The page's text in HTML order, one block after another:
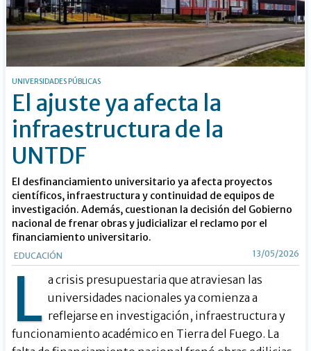
UNIVERSIDADES PÚBLICAS
El ajuste ya afecta la
infraestructura de la
UNTDF
El desfinanciamiento universitario ya afecta proyectos
científicos, infraestructura y continuidad de equipos de
investigación. Además, cuestionan la decisión del Gobierno
nacional de frenar obras y judicializar el reclamo por el
financiamiento universitario.
EDUCACIÓN 13/05/2026
L a crisis presupuestaria que atraviesan las
universidades nacionales ya comienza a
reflejarse en investigación, infraestructura y
funcionamiento académico en Tierra del Fuego. La